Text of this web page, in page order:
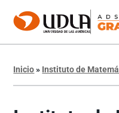
Inicio» Instituto de